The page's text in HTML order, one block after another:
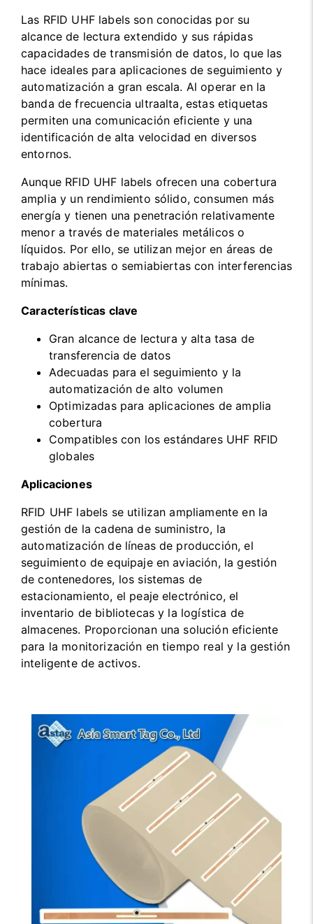
Las RFID UHF labels son conocidas por su
alcance de lectura extendido y sus rápidas
capacidades de transmisión de datos, lo que las
hace ideales para aplicaciones de seguimiento y
automatización a gran escala. Al operar en la
banda de frecuencia ultraalta, estas etiquetas
permiten una comunicación eficiente y una
identificación de alta velocidad en diversos
entornos.
Aunque RFID UHF labels ofrecen una cobertura
amplia y un rendimiento sólido, consumen más
energía y tienen una penetración relativamente
menor a través de materiales metálicos o
líquidos. Por ello, se utilizan mejor en áreas de
trabajo abiertas o semiabiertas con interferencias
mínimas.
Características clave
Gran alcance de lectura y alta tasa de
transferencia de datos
Adecuadas para el seguimiento y la
automatización de alto volumen
Optimizadas para aplicaciones de amplia
cobertura
Compatibles con los estándares UHF RFID
globales
Aplicaciones
RFID UHF labels se utilizan ampliamente en la
gestión de la cadena de suministro, la
automatización de líneas de producción, el
seguimiento de equipaje en aviación, la gestión
de contenedores, los sistemas de
estacionamiento, el peaje electrónico, el
inventario de bibliotecas y la logística de
almacenes. Proporcionan una solución eficiente
para la monitorización en tiempo real y la gestión
inteligente de activos.